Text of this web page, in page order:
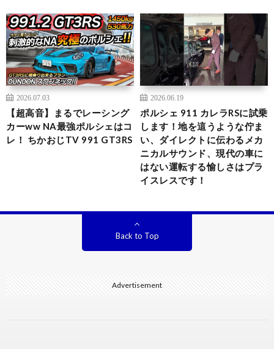
2026.07.03
【超高音】まるでレーシング
カーww NA最強ポルシェはコ
レ！ ちかおじTV 991 GT3RS
2026.06.19
ポルシェ 911 カレラRSに試乗
します！地を這うような佇ま
い、ダイレクトに伝わるメカ
ニカルサウンド、現代の車に
はない運転する愉しさはプラ
イスレスです！
Back to Top
Advertisement